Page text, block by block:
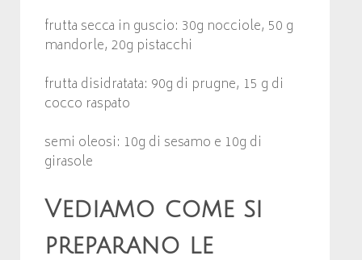
frutta secca in guscio: 30g nocciole, 50 g
mandorle, 20g pistacchi
frutta disidratata: 90g di prugne, 15 g di
cocco raspato
semi oleosi: 10g di sesamo e 10g di
girasole
Vediamo come si
preparano le